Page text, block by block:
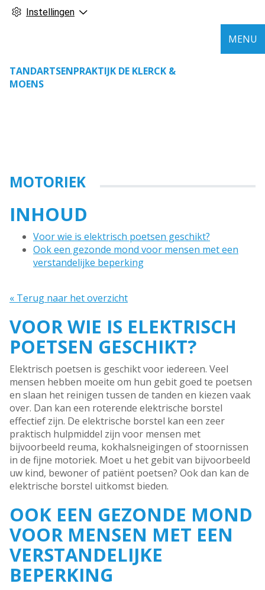
Instellingen
TANDARTSENPRAKTIJK DE KLERCK &
MOENS
MENU
MOTORIEK
INHOUD
Voor wie is elektrisch poetsen geschikt?
Ook een gezonde mond voor mensen met een
verstandelijke beperking
« Terug naar het overzicht
VOOR WIE IS ELEKTRISCH
POETSEN GESCHIKT?
Elektrisch poetsen is geschikt voor iedereen. Veel
mensen hebben moeite om hun gebit goed te poetsen
en slaan het reinigen tussen de tanden en kiezen vaak
over. Dan kan een roterende elektrische borstel
effectief zijn. De elektrische borstel kan een zeer
praktisch hulpmiddel zijn voor mensen met
bijvoorbeeld reuma, kokhalsneigingen of stoornissen
in de fijne motoriek. Moet u het gebit van bijvoorbeeld
uw kind, bewoner of patiënt poetsen? Ook dan kan de
elektrische borstel uitkomst bieden.
OOK EEN GEZONDE MOND
VOOR MENSEN MET EEN
VERSTANDELIJKE
BEPERKING